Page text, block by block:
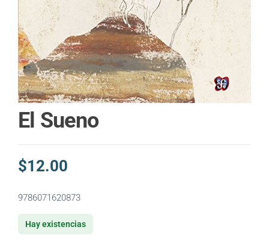
El Sueno
$12.00
9786071620873
Hay existencias